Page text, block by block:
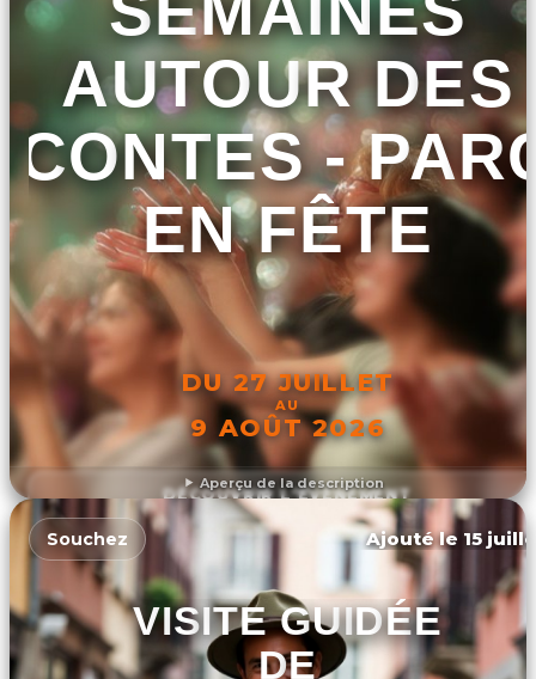
Aperçu de la description
AUTOUR DES
CONTES -
EN FÊTE
DU 27 JUILLET
AU
9 AOÛT 2026
DÉCOUVRIR L'ÉVÉNEMENT
Souchez Ajouté le 15
VISITE GUIDÉE
DE